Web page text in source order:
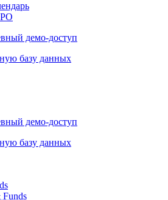
демо-доступ
базу данных
демо-доступ
базу данных